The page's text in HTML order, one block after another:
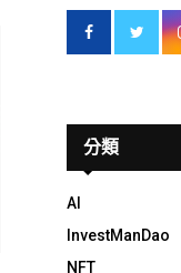
分類
AI
InvestManDao
NFT